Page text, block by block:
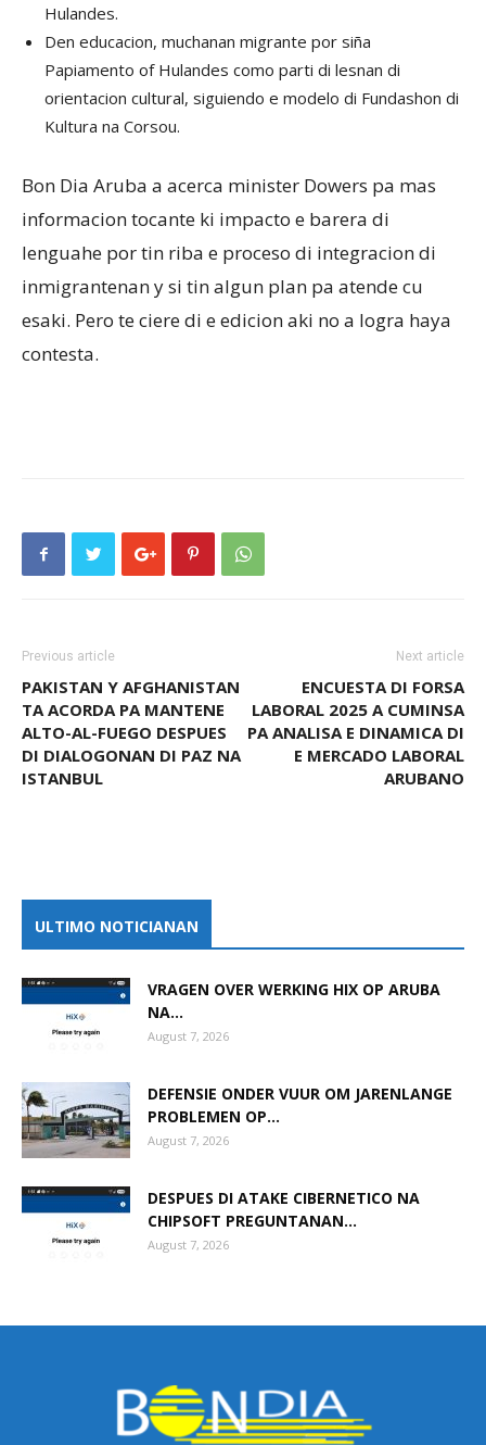
Hulandes.
Den educacion, muchanan migrante por siña
Papiamento of Hulandes como parti di lesnan di
orientacion cultural, siguiendo e modelo di Fundashon di
Kultura na Corsou.
Bon Dia Aruba a acerca minister Dowers pa mas
informacion tocante ki impacto e barera di
lenguahe por tin riba e proceso di integracion di
inmigrantenan y si tin algun plan pa atende cu
esaki. Pero te ciere di e edicion aki no a logra haya
contesta.
Previous article
PAKISTAN Y AFGHANISTAN
TA ACORDA PA MANTENE
ALTO-AL-FUEGO DESPUES
DI DIALOGONAN DI PAZ NA
ISTANBUL
Next article
ENCUESTA DI FORSA
LABORAL 2025 A CUMINSA
PA ANALISA E DINAMICA DI
E MERCADO LABORAL
ARUBANO
ULTIMO NOTICIANAN
VRAGEN OVER WERKING HIX OP ARUBA
NA...
August 7, 2026
DEFENSIE ONDER VUUR OM JARENLANGE
PROBLEMEN OP...
August 7, 2026
DESPUES DI ATAKE CIBERNETICO NA
CHIPSOFT PREGUNTANAN...
August 7, 2026